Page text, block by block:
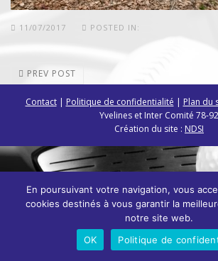
11/07/2017 POSTED IN:
PREV POST
Contact| Politique de confidentialité | Plan du
Yvelines et Inter Comité 78-92
Création du site : NDSI
En poursuivant votre navigation, vous
cookies destinés à vous garantir la
notre site web.
OK
Politique de